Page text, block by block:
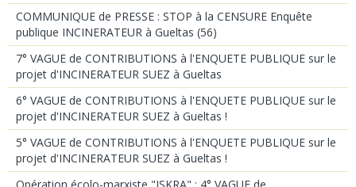
COMMUNIQUE de PRESSE : STOP à la CENSURE Enquête
publique INCINERATEUR à Gueltas (56)
7° VAGUE de CONTRIBUTIONS à l'ENQUETE PUBLIQUE sur le
projet d'INCINERATEUR SUEZ à Gueltas
6° VAGUE de CONTRIBUTIONS à l'ENQUETE PUBLIQUE sur le
projet d'INCINERATEUR SUEZ à Gueltas !
5° VAGUE de CONTRIBUTIONS à l'ENQUETE PUBLIQUE sur le
projet d'INCINERATEUR SUEZ à Gueltas !
Opération écolo-marxiste "ISKRA" : 4° VAGUE de